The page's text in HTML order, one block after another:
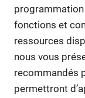
fonctions et
ressources
nous vous
recommandés
permettront